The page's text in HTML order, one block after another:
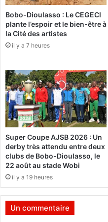
t
p
o
u
r
g
m
e
n
t
e
r
l
e
a
x
i
:
L
e
C
P
c
o
n
d
a
n
e
Bobo-Dioulasso : Le CEGECI
plante l’espoir et le bien-être à
la Cité des artistes
il y a 7 heures
Super Coupe AJSB 2026 : Un
derby très attendu entre deux
clubs de Bobo-Dioulasso, le
22 août au stade Wobi
il y a 19 heures
Un commentaire